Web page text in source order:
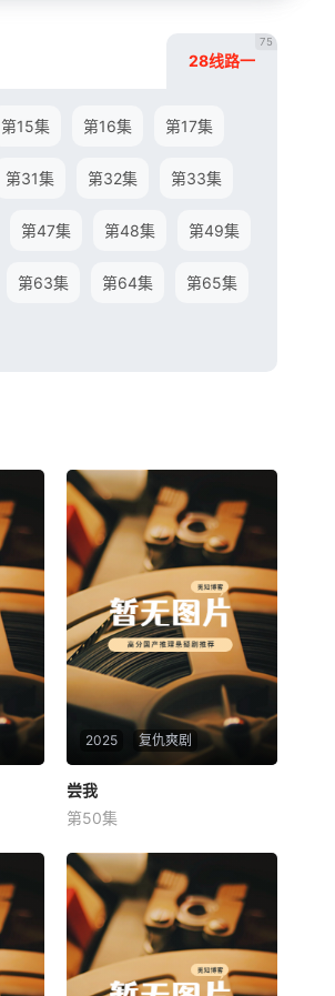
28线路一
75
第15集 第16集 第17集
第31集 第32集 第33集
第47集 第48集 第49集
第63集 第64集 第65集
2025 复仇爽剧
尝我
未知
尝我
第50集